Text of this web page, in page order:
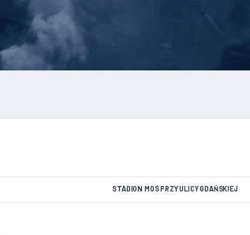
STADION MOS PRZY ULICY GDAŃSKIEJ